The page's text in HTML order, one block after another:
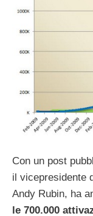
Con un post
il vicepresidente
Andy Rubin, ha
le 700.000